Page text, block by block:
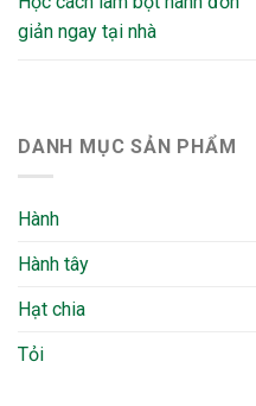
giản ngay tại nhà
DANH MỤC SẢN PHẨM
Hành
Hành tây
Hạt chia
Tỏi